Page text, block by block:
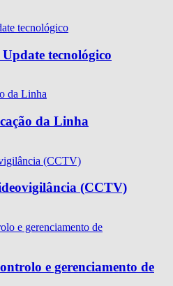
tecnológico
da Linha
(CCTV)
e gerenciamento de